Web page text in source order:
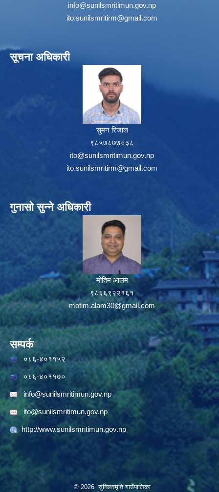
info@sunilsmritimun.gov.np
ito.sunilsmritirm@gmail.com
सूचना अधिकारी
सुमन रिजाल
९८५७८७७०३८
ito@sunilsmritimun.gov.np
ito.sunilsmritirm@gmail.com
गुनासो सुन्ने अधिकारी
मोतिम आलम
९८६६९२२१६१
motim.alam30@gmail.com
सम्पर्क
०८६-४०११५२
०८६-४०११७०
info@sunilsmritimun.gov.np
ito@sunilsmritimun.gov.np
http://www.sunilsmritimun.gov.np
© 2026 सुनिलस्मृति गाउँपालिका